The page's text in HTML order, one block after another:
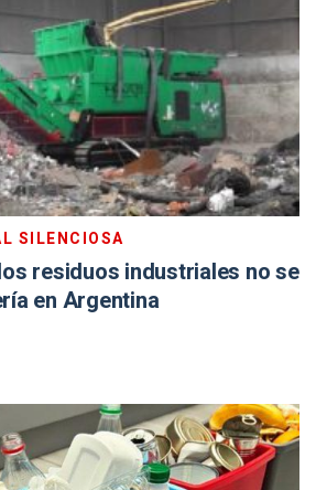
SILENCIOSA
residuos industriales no se
en Argentina